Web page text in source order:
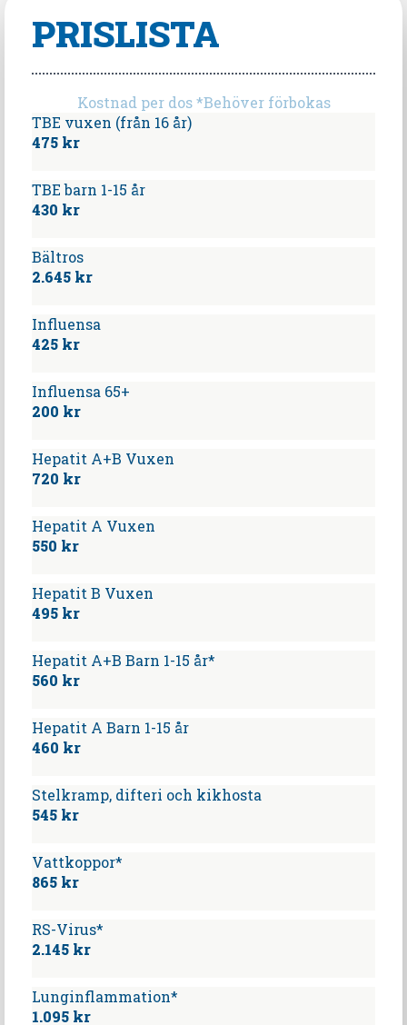
PRISLISTA
Kostnad per dos *Behöver förbokas
TBE vuxen (från 16 år)
475 kr
TBE barn 1-15 år
430 kr
Bältros
2.645 kr
Influensa
425 kr
Influensa 65+
200 kr
Hepatit A+B Vuxen
720 kr
Hepatit A Vuxen
550 kr
Hepatit B Vuxen
495 kr
Hepatit A+B Barn 1-15 år*
560 kr
Hepatit A Barn 1-15 år
460 kr
Stelkramp, difteri och kikhosta
545 kr
Vattkoppor*
865 kr
RS-Virus*
2.145 kr
Lunginflammation*
1.095 kr